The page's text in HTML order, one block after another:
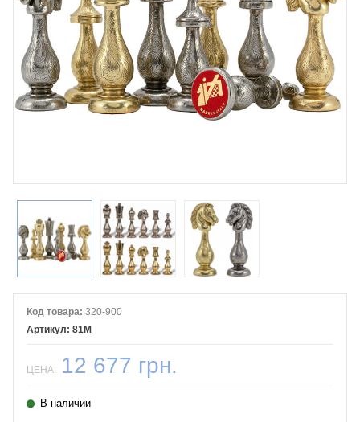
Код товара: 320-900
81M
ЦЕНА: 12 677 грн.
В наличии